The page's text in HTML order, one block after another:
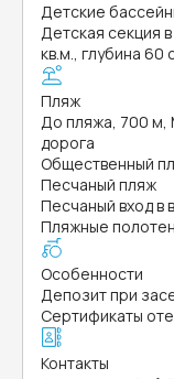
Детские
Детская секция
кв.м., глубина 60
Пляж
До пляжа, 700 м,
дорога
Общественный
Песчаный пляж
Песчаный вход в
Пляжные
Особенности
Депозит при
Сертификаты
Контакты